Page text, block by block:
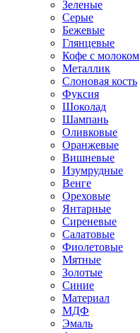
Зеленые
Серые
Бежевые
Глянцевые
Кофе с молоком
Металлик
Слоновая кость
Фуксия
Шоколад
Шампань
Оливковые
Оранжевые
Вишневые
Изумрудные
Венге
Ореховые
Янтарные
Сиреневые
Салатовые
Фиолетовые
Мятные
Золотые
Синие
Материал
МДФ
Эмаль